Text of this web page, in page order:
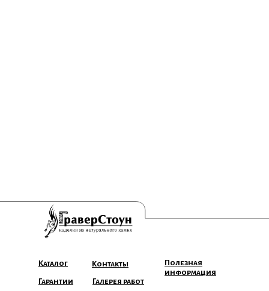
Галерея работ
Контакты
Гарантии
Каталог
Полезная
информация